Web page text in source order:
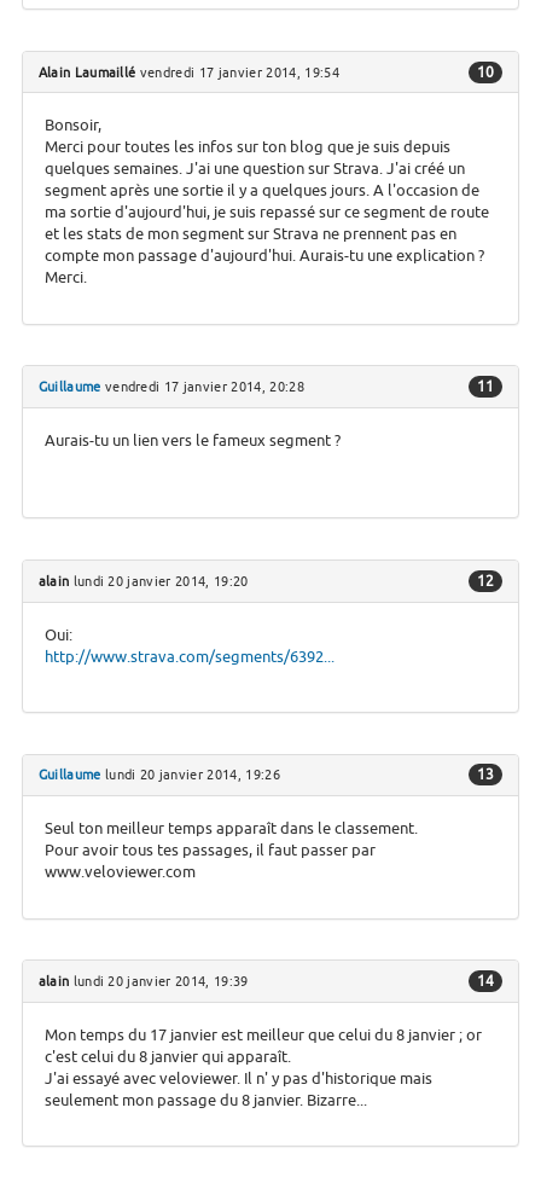
Alain Laumaillé vendredi 17 janvier 2014, 19:54 10
Bonsoir,
Merci pour toutes les infos sur ton blog que je suis depuis
quelques semaines. J'ai une question sur Strava. J'ai créé un
segment après une sortie il y a quelques jours. A l'occasion de
ma sortie d'aujourd'hui, je suis repassé sur ce segment de route
et les stats de mon segment sur Strava ne prennent pas en
compte mon passage d'aujourd'hui. Aurais-tu une explication ?
Merci.
Guillaume vendredi 17 janvier 2014, 20:28 11
Aurais-tu un lien vers le fameux segment ?
alain lundi 20 janvier 2014, 19:20 12
Oui:
http://www.strava.com/segments/6392...
Guillaume lundi 20 janvier 2014, 19:26 13
Seul ton meilleur temps apparaît dans le classement.
Pour avoir tous tes passages, il faut passer par
www.veloviewer.com
alain lundi 20 janvier 2014, 19:39 14
Mon temps du 17 janvier est meilleur que celui du 8 janvier ; or
c'est celui du 8 janvier qui apparaît.
J'ai essayé avec veloviewer. Il n' y pas d'historique mais
seulement mon passage du 8 janvier. Bizarre...